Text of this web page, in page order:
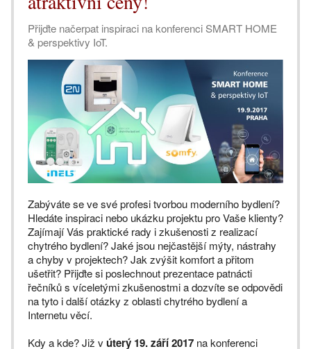
Přijďte načerpat inspiraci na konferenci SMART HOME
& perspektivy IoT.
Zabýváte se ve své profesi tvorbou moderního bydlení?
Hledáte inspiraci nebo ukázku projektu pro Vaše klienty?
Zajímají Vás praktické rady i zkušenosti z realizací
chytrého bydlení? Jaké jsou nejčastější mýty, nástrahy
a chyby v projektech? Jak zvýšit komfort a přitom
ušetřit? Přijďte si poslechnout prezentace patnácti
řečníků s víceletými zkušenostmi a dozvíte se odpovědi
na tyto i další otázky z oblasti chytrého bydlení a
Internetu věcí.
Kdy a kde? Již vúterý 19. září 2017 na konferenci